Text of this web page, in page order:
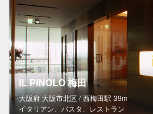
IL PINOLO 梅田
大阪府 大阪市北区 / 西梅田駅 39m
イタリアン、パスタ、レストラン